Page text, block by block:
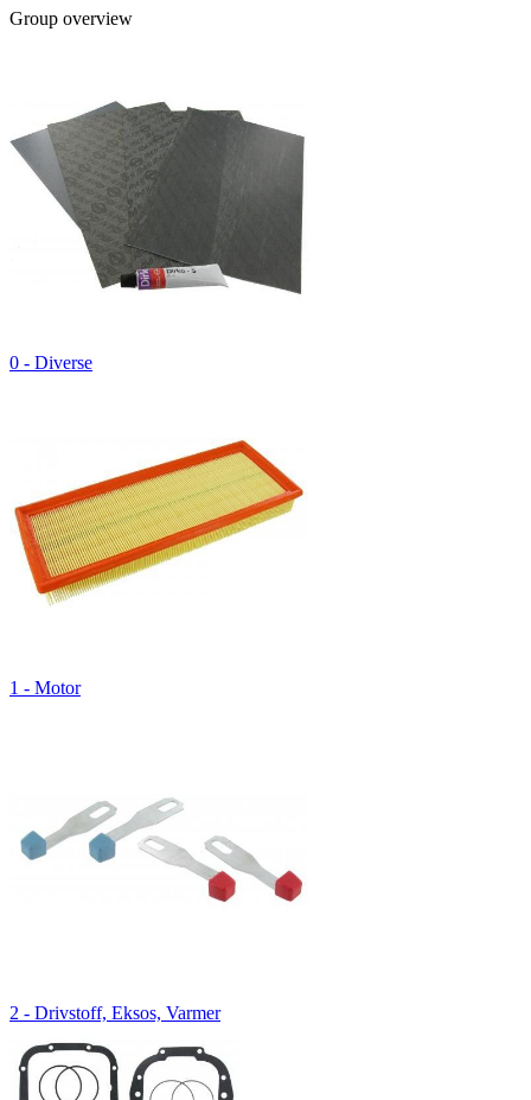
Group overview
0 - Diverse
1 - Motor
2 - Drivstoff, Eksos, Varmer